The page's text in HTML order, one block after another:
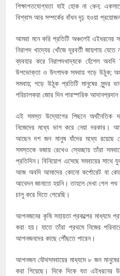
শিক্ষাগতযোগ্যতা যাই হোক না কেন;
বিশ্বাস আর সম্পর্কের বাঁধন দৃঢ় হওয়া
আমরা মনে করি প্রতিটি অঞ্চলেই এইধরনের
নিরাপদ খাদ্যের খোঁজে দূরবর্তী জায়গায়
ব্যবহার করে নিরাপদখাদ্যকে হেঁশেল
উপভোক্তা ও উৎপাদক সমবায় গড়ে উঠুক;
সমবায়; গড়ে উঠুক প্রতিটি মানুষের সুন্দর
পরিচালকরা জোর দিন পারস্পরিক
এই সমস্ত উদ্যোগের পিছনে অর্থনৈতিক
নিজেদের মধ্যে ভাগ করে নেয়া দরকার।
আছেন দশ জন মানুষ যাঁদের মধ্যে রয়েছে
সমস্তকে বজায় রেখেও স্বেচ্ছায় তাঁরা
প্রতিদিন। বিনিয়োগ এসেছে সমবায়ের
আজ অবদি আমাদের কোনো কর্পোরেট বা
আবেদন জানাতে হয়নি। তাহলে দেখা গেল
চালু করে দিতে পেরেছি।
আপনজনের কৃষি সহায়তা প্রকল্পের মাধ্যমে
করা হয়। যাতে তাঁরা প্রথমে নিজের
আপনজনদের কাছে পৌঁছতে পারেন।
আপনজন যৌথসমবায়ের মাধ্যমে ৮ জন
করা গিয়েছে। দিকে দিকে যত এইধরনের